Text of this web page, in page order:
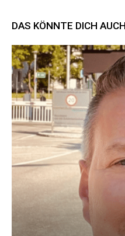
DAS KÖNNTE DICH